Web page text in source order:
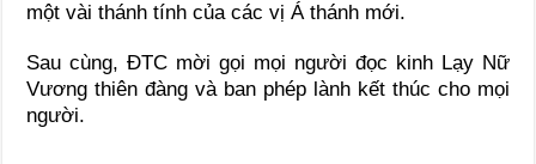
một vài thánh tính của các vị Á thánh mới.
Sau cùng, ĐTC mời gọi mọi người đọc kinh Lạy Nữ
Vương thiên đàng và ban phép lành kết thúc cho mọi
người.